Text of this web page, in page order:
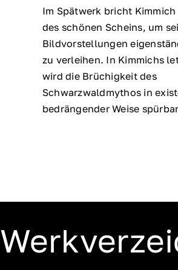
Im Spätwerk bricht
des schönen Scheins, um
Bildvorstellungen
zu verleihen. In Kimmichs
wird die Brüchigkeit des
Schwarzwaldmythos in
bedrängender Weise